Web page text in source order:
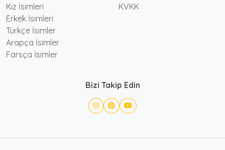
Kız İsimleri
Erkek İsimleri
Türkçe İsimler
Arapça İsimler
Farsça İsimler
KVKK
Bizi Takip Edin